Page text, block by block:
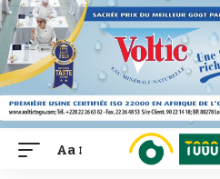
Font
Aa